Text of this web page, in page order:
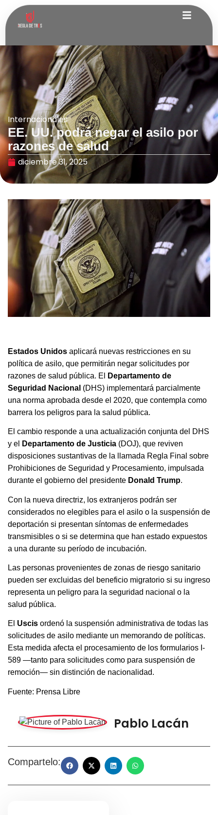
Internacionales
EE. UU. podrá negar el asilo por
razones de salud
diciembre 31, 2025
Estados Unidos aplicará nuevas restricciones en su
política de asilo, que permitirán negar solicitudes por
razones de salud pública. El
Departamento de
Seguridad Nacional (DHS) implementará parcialmente
una norma aprobada desde el 2020, que contempla como
barrera los peligros para la salud pública.
El cambio responde a una actualización conjunta del DHS
y el
Departamento de Justicia (DOJ), que reviven
disposiciones sustantivas de la llamada Regla Final sobre
Prohibiciones de Seguridad y Procesamiento, impulsada
durante el gobierno del presidente Donald Trump.
Con la nueva directriz, los extranjeros podrán ser
considerados no elegibles para el asilo o la suspensión de
deportación si presentan síntomas de enfermedades
transmisibles o si se determina que han estado expuestos
a una durante su período de incubación.
Las personas provenientes de zonas de riesgo sanitario
pueden ser excluidas del beneficio migratorio si su ingreso
representa un peligro para la seguridad nacional o la
salud pública.
El Uscis ordenó la suspensión administrativa de todas las
solicitudes de asilo mediante un memorando de políticas.
Esta medida afecta el procesamiento de los formularios I-
589 —tanto para solicitudes como para suspensión de
remoción— sin distinción de nacionalidad.
Fuente: Prensa Libre
Pablo Lacán
Compartelo: